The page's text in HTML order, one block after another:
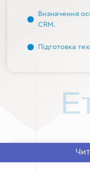
Визначення
CRM.
Підготовка
Етап 2: